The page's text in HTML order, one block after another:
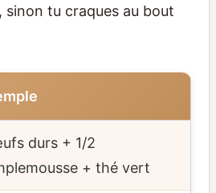
tu craques au bout
durs + 1/2
+ thé vert